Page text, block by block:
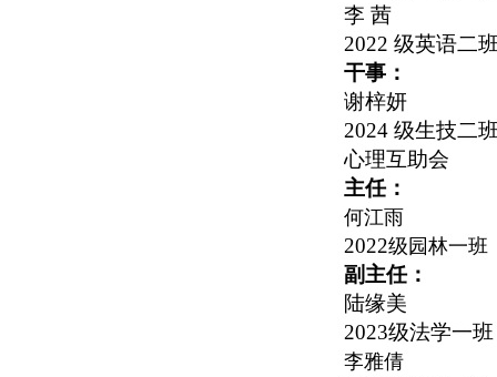
李 茜
2022 级英语二
干事：
谢梓妍
2024 级生技二
心理互助会
主任：
何江雨
2022级园林一班
副主任：
陆缘美
2023级法学一班
李雅倩